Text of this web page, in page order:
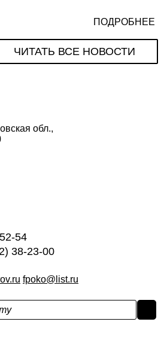
ПОДРОБНЕЕ
ЧИТАТЬ ВСЕ НОВОСТИ
обл.,
54
38-23-00
fpoko@list.ru